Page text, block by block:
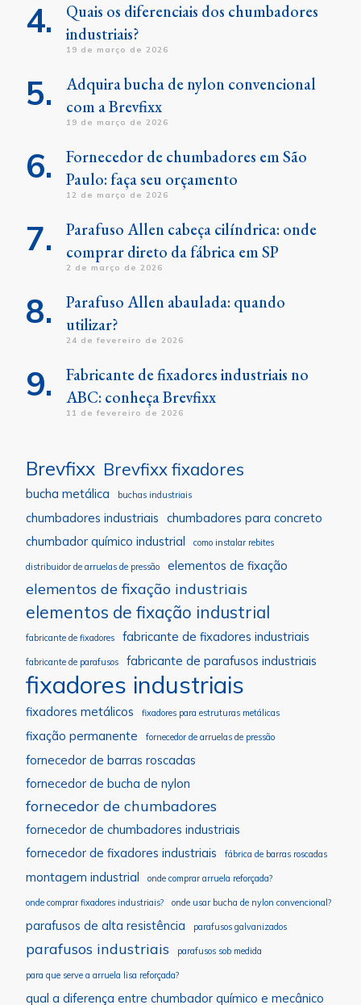
Quais os diferenciais dos chumbadores
industriais?
19 de março de 2026
Adquira bucha de nylon convencional
com a Brevfixx
19 de março de 2026
Fornecedor de chumbadores em São
Paulo: faça seu orçamento
12 de março de 2026
Parafuso Allen cabeça cilíndrica: onde
comprar direto da fábrica em SP
2 de março de 2026
Parafuso Allen abaulada: quando
utilizar?
24 de fevereiro de 2026
Fabricante de fixadores industriais no
ABC: conheça Brevfixx
11 de fevereiro de 2026
Brevfixx Brevfixx fixadores
bucha metálica buchas industriais
chumbadores industriais chumbadores para concreto
chumbador químico industrial
como instalar rebites
distribuidor de arruelas de pressão elementos de fixação
elementos de fixação industriais
elementos de fixação industrial
fabricante de fixadores fabricante de fixadores industriais
fabricante de parafusos fabricante de parafusos industriais
fixadores industriais
fixadores metálicos fixadores para estruturas metálicas
fixação permanente fornecedor de arruelas de pressão
fornecedor de barras roscadas
fornecedor de bucha de nylon
fornecedor de chumbadores
fornecedor de chumbadores industriais
fornecedor de fixadores industriais
fábrica de barras roscadas
montagem industrial onde comprar arruela reforçada?
onde comprar fixadores industriais? onde usar bucha de nylon convencional?
parafusos de alta resistência parafusos galvanizados
parafusos industriais parafusos sob medida
para que serve a arruela lisa reforçada?
qual a diferença entre chumbador químico e mecânico